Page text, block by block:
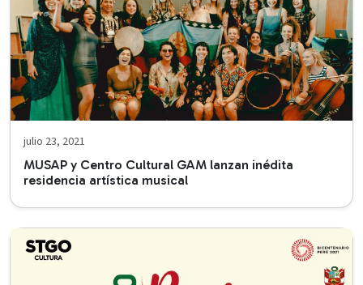
julio 23, 2021
MUSAP y Centro Cultural GAM lanzan inédita
residencia artística musical